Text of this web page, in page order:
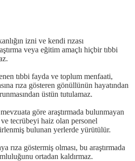
izni ve kendi rızası
veya eğitim amaçlı hiçbir tıbbi
tıbbi fayda ve toplum menfaati,
rıza gösteren gönüllünün hayatından
üstün tutulamaz.
göre araştırmada bulunmayan
tecrübeyi haiz olan personel
bulunan yerlerde yürütülür.
rıza göstermiş olması, bu araştırmada
ortadan kaldırmaz.